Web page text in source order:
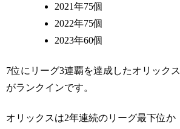
2021年75個
2022年75個
2023年60個
7位にリーグ3連覇を達成したオリックス
がランクインです。
オリックスは2年連続のリーグ最下位か